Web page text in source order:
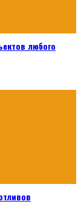
любого